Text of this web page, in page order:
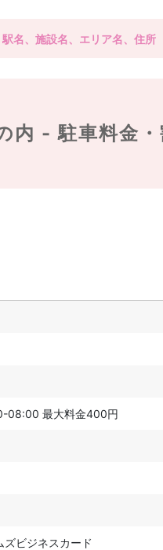
内 -駐車料金
08:00 最大料金400円
ビジネスカード